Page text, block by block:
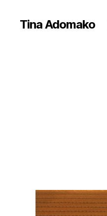
Tina Adomako